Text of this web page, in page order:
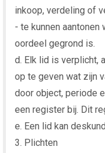
inkoop, verdeling of
- te kunnen
oordeel gegrond is.
d. Elk lid is verplicht,
op te geven wat zijn
door object, periode
een register bij. Dit
e. Een lid kan
3. Plichten